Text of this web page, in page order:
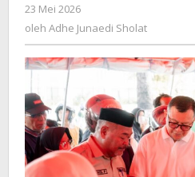
23 Mei 2026
Adhe
oleh Adhe Junaedi Sholat